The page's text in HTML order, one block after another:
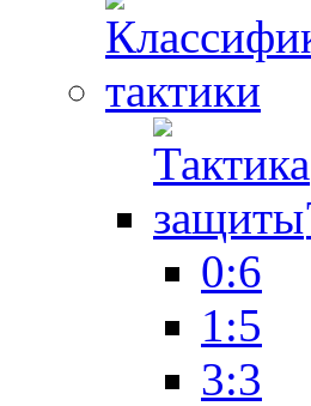
0:6
1:5
3:3